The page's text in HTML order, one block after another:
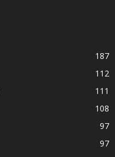
187
112
111
108
97
97